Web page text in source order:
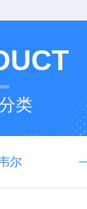
类
尔